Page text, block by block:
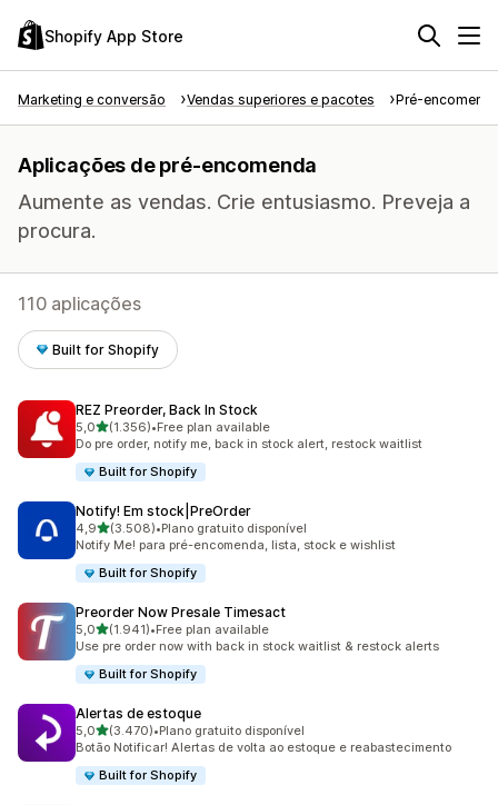
Shopify App Store
Marketing e conversão Vendas superiores e pacotes Pré-
Aplicações de pré-encomenda
Aumente as vendas. Crie entusiasmo. Preveja a
procura.
110 aplicações
Built for Shopify
REZ Preorder, Back In Stock
5,0de 5 estrelas
(1.356)
1356 total de avaliações
•Free plan available
Do pre order, notify me, back in stock alert, restock waitlist
Built for Shopify
Notify! Em stock|PreOrder
4,9de 5 estrelas
(3.508)
3508 total de avaliações
•Plano gratuito disponível
Notify Me! para pré-encomenda, lista, stock e wishlist
Built for Shopify
Preorder Now Presale Timesact
5,0de 5 estrelas
(1.941)
1941 total de avaliações
•Free plan available
Use pre order now with back in stock waitlist & restock alerts
Built for Shopify
Alertas de estoque
5,0de 5 estrelas
(3.470)
3470 total de avaliações
•Plano gratuito disponível
Botão Notificar! Alertas de volta ao estoque e reabastecimento
Built for Shopify